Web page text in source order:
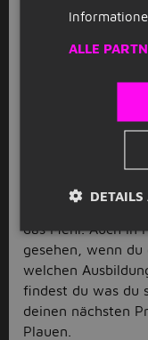
Handwerk Jobsin
wir eine ganze
Heute war noch
wieder rein, denn
Stellenangebote
Leidenschaft?
sorge in
das Mehl. Auch in
gesehen, wenn du
welchen
findest du was du
deinen nächsten
Plauen.
ALLE